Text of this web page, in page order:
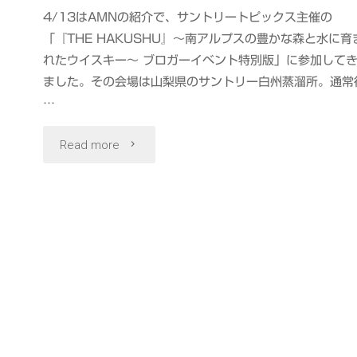
4/13はAMNの紹介で、サントリートピックス主催の
「『THE HAKUSHU』〜南アルプスの豊かな森と水に育
れたウイスキー〜 ブロガーイベント特別版」に参加してき
ました。その会場は山梨県のサントリー白州蒸溜所。通常
…
Read more "THE